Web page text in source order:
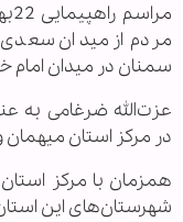
مردم از میدان سعدی
سمنان در میدان امام
در مرکز استان
شهرستان‌های این